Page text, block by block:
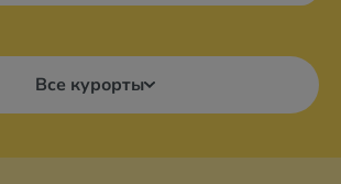
Все курорты